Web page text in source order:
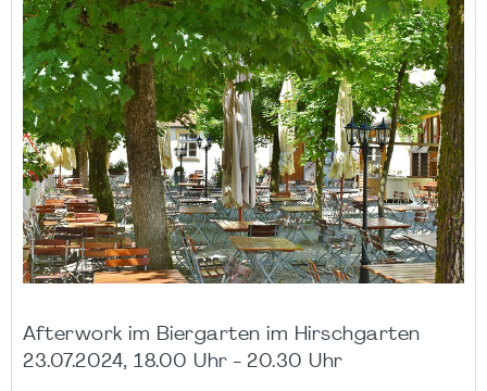
Afterwork im Biergarten im Hirschgarten
23.07.2024, 18.00 Uhr - 20.30 Uhr